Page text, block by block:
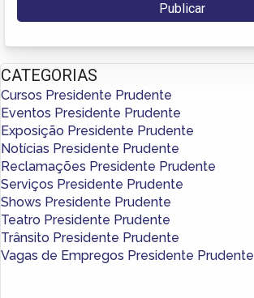
CATEGORIAS
Cursos Presidente Prudente
Eventos Presidente Prudente
Exposição Presidente Prudente
Notícias Presidente Prudente
Reclamações Presidente Prudente
Serviços Presidente Prudente
Shows Presidente Prudente
Teatro Presidente Prudente
Trânsito Presidente Prudente
Vagas de Empregos Presidente Prudente